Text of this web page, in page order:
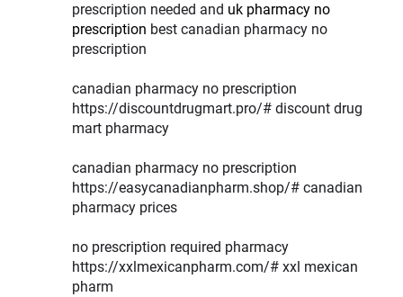
prescription needed and uk pharmacy no
prescription best canadian pharmacy no
prescription
canadian pharmacy no prescription
https://discountdrugmart.pro/# discount drug
mart pharmacy
canadian pharmacy no prescription
https://easycanadianpharm.shop/# canadian
pharmacy prices
no prescription required pharmacy
https://xxlmexicanpharm.com/# xxl mexican
pharm